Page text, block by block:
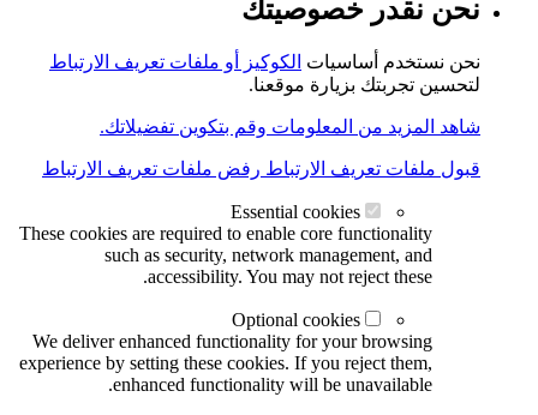
نحن نقدر خصوصيتك
نحن نستخدم أساسيات الكوكيز أو ملفات تعريف الارتباط
لتحسين تجربتك بزيارة موقعنا.
شاهد المزيد من المعلومات وقم بتكوين تفضيلاتك.
قبول ملفات تعريف الارتباط رفض ملفات تعريف الارتباط
Essential cookies
These cookies are required to enable core functionality
such as security, network management, and
accessibility. You may not reject these.
Optional cookies
We deliver enhanced functionality for your browsing
experience by setting these cookies. If you reject them,
enhanced functionality will be unavailable.